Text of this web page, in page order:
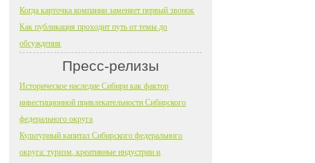
Когда карточка компании заменяет первый звонок
Как публикация проходит путь от темы до
обсуждения
Пресс-релизы
Историческое наследие Сибири как фактор
инвестиционной привлекательности Сибирского
федерального округа
Культурный капитал Сибирского федерального
округа: туризм, креативные индустрии и